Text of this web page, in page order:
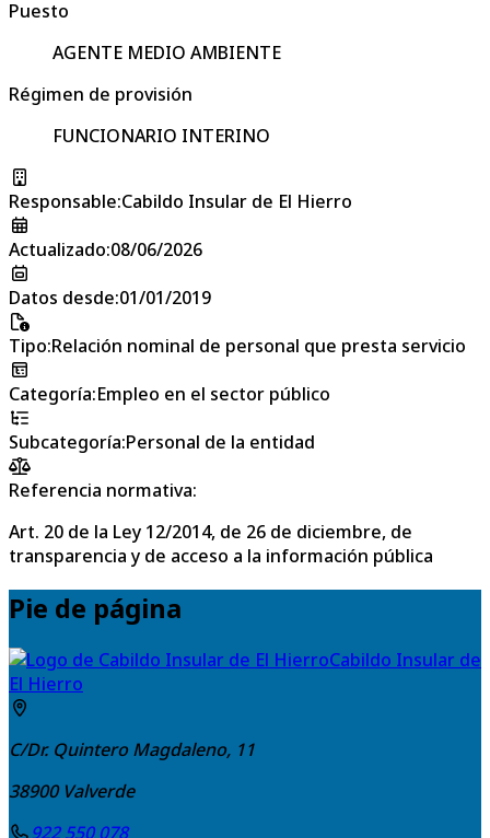
Puesto
AGENTE MEDIO AMBIENTE
Régimen de provisión
FUNCIONARIO INTERINO
Responsable:Cabildo Insular de El Hierro
Actualizado:08/06/2026
Datos desde:01/01/2019
Tipo:Relación nominal de personal que presta servicio
Categoría:Empleo en el sector público
Subcategoría:Personal de la entidad
Referencia normativa:
Art. 20 de la Ley 12/2014, de 26 de diciembre, de
transparencia y de acceso a la información pública
Pie de página
Cabildo Insular de
El Hierro
C/Dr. Quintero Magdaleno, 11
38900 Valverde
922 550 078